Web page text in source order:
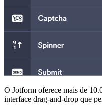
O Jotform oferece mais de
interface drag-and-drop que